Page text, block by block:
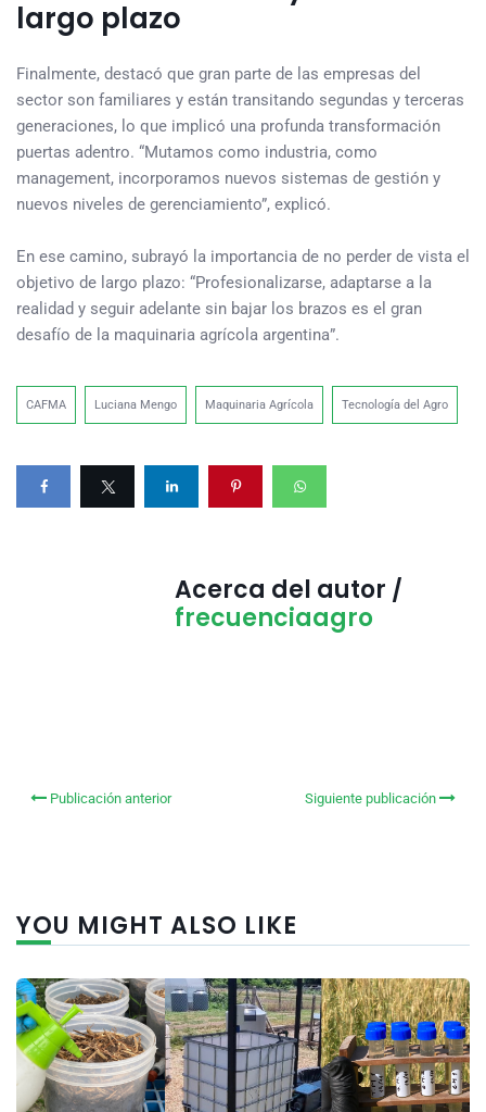
largo plazo
Finalmente, destacó que gran parte de las empresas del
sector son familiares y están transitando segundas y terceras
generaciones, lo que implicó una profunda transformación
puertas adentro. “Mutamos como industria, como
management, incorporamos nuevos sistemas de gestión y
nuevos niveles de gerenciamiento”, explicó.
En ese camino, subrayó la importancia de no perder de vista el
objetivo de largo plazo: “Profesionalizarse, adaptarse a la
realidad y seguir adelante sin bajar los brazos es el gran
desafío de la maquinaria agrícola argentina”.
CAFMA Luciana Mengo Maquinaria Agrícola Tecnología del Agro
Acerca del autor /
frecuenciaagro
Publicación anterior Siguiente publicación
YOU MIGHT ALSO LIKE